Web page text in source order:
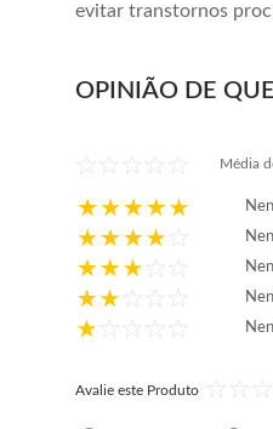
evitar transtornos
OPINIÃO DE
Média
Avalie este Produto